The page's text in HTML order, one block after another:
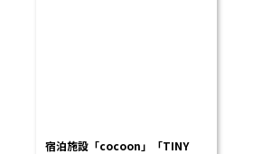
宿泊施設「cocoon」「TINY